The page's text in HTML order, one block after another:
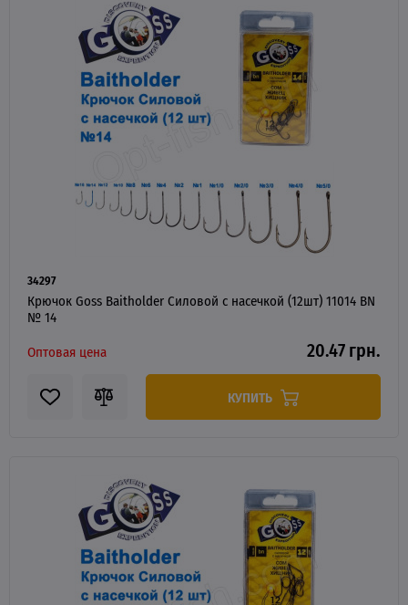
34297
Крючок Goss Baitholder Силовой с насечкой (12шт) 11014 BN
№ 14
Оптовая цена
20.47 грн.
КУПИТЬ